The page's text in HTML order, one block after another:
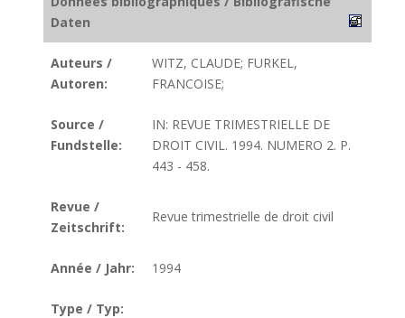
Daten
Auteurs /
Autoren:
WITZ, CLAUDE; FURKEL,
FRANCOISE;
Source /
Fundstelle:
IN: REVUE TRIMESTRIELLE DE
DROIT CIVIL. 1994. NUMERO 2. P.
443 - 458.
Revue /
Zeitschrift:
Revue trimestrielle de droit civil
Année / Jahr: 1994
Type / Typ: